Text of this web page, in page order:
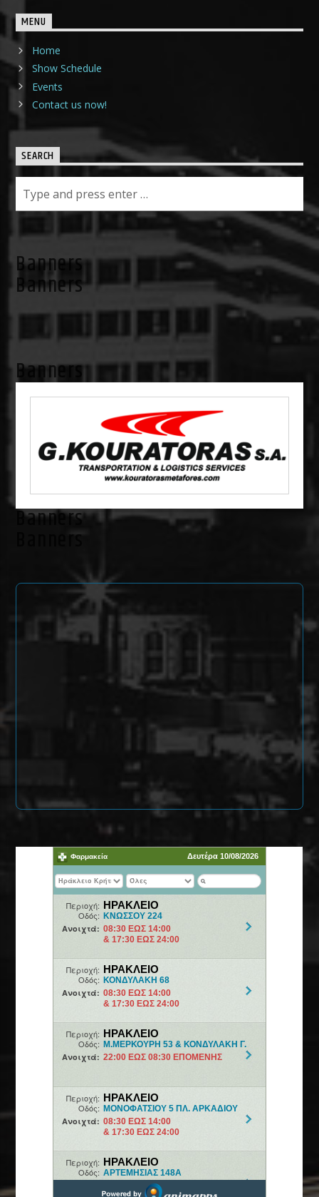
MENU
Home
Show Schedule
Events
Contact us now!
SEARCH
Banners
Banners
Banners
Banners
Banners